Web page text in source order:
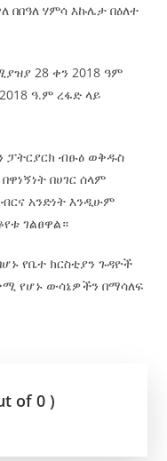
በበዓለ ሃምሳ እኩሌታ በዕለተ
28 ቀን 2018 ዓም
ዓ.ም ረፋድ ላይ
ፓትርያርክ ብፁዕ ወቅዱስ
በሀገር ሰላም
አንድነት እንዲሁም
ገልፀዋል።
የቤተ ክርስቲያን ጉዳዮች
የሆኑ ውሳኔዎችን በማሳለፍ
of 0 )